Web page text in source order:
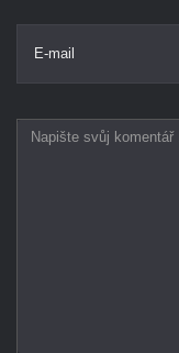
E-mail